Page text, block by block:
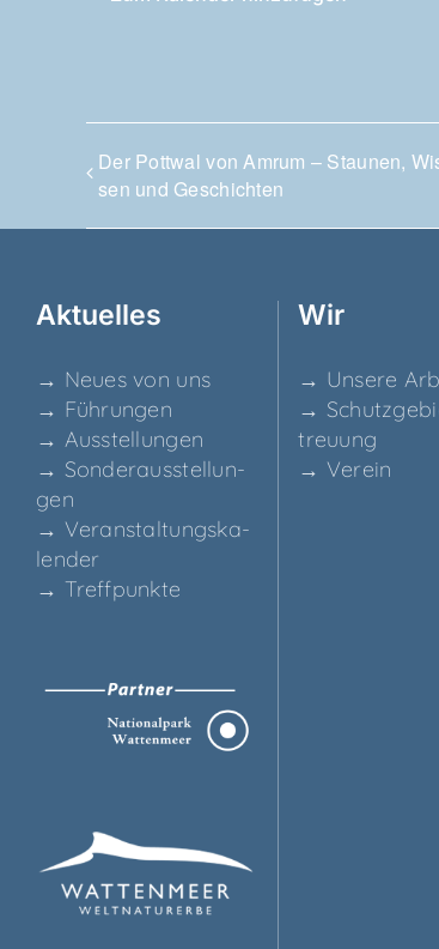
Der Pott­wal von Amrum – Stau­nen,
sen und Geschichten
Aktu­el­les
→ Neu­es von uns
→ Füh­run­gen
→ Aus­stel­lun­gen
→ Son­der­aus­stel­lun­
gen
→ Ver­an­stal­tungs­ka­
len­der
→ Treff­punk­te
Wir
→ Unse­re
→
treu­ung
→ Ver­ein